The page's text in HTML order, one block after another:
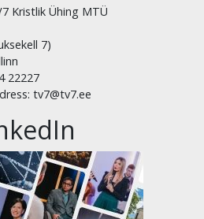
Kristlik Ühing MTÜ
7)
22227
tv7@tv7.ee